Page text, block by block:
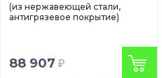
(из нержавеющей стали,
антигрязевое покрытие)
88 907